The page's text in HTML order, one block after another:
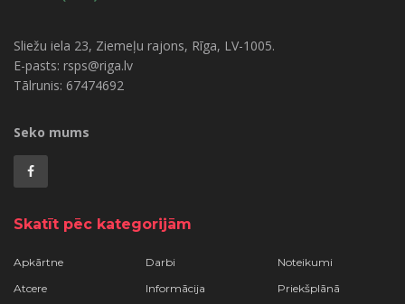
Sliežu iela 23, Ziemeļu rajons, Rīga, LV-1005.
E-pasts: rsps@riga.lv
Tālrunis: 67474692
Seko mums
Skatīt pēc kategorijām
Apkārtne
Atcere
Darbi
Informācija
Noteikumi
Priekšplānā